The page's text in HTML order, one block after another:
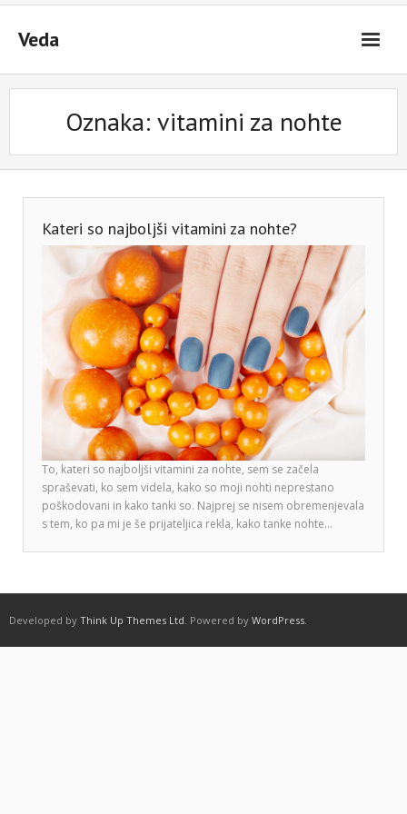
Skip
contentVeda
Oznaka: vitamini za nohte
Kateri so najboljši vitamini za nohte?
To, kateri so najboljši vitamini za nohte, sem se začela
spraševati, ko sem videla, kako so moji nohti neprestano
poškodovani in kako tanki so. Najprej se nisem obremenjevala
s tem, ko pa mi je še prijateljica rekla, kako tanke nohte…
Developed by Think Up Themes Ltd. Powered by WordPress.